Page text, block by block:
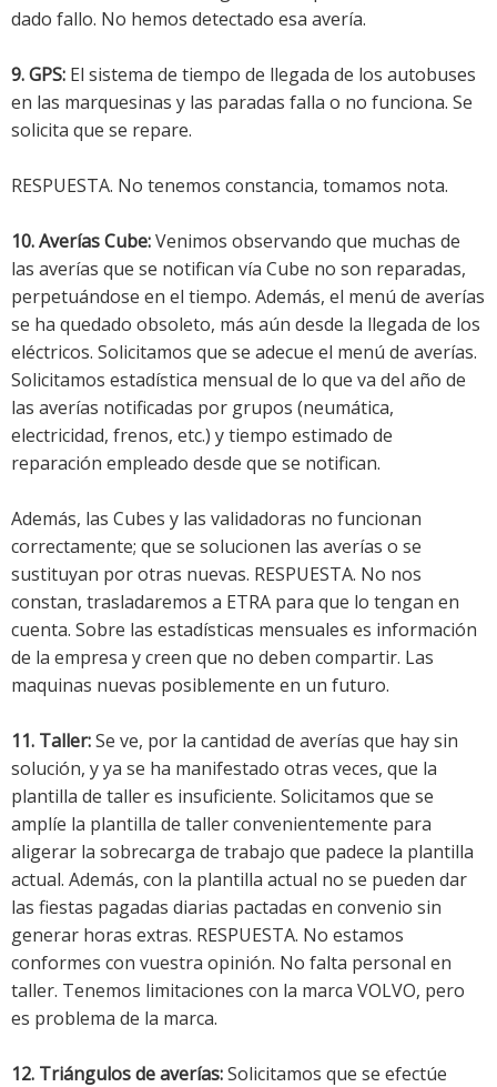
dado fallo. No hemos detectado esa avería.
9. GPS: El sistema de tiempo de llegada de los autobuses
en las marquesinas y las paradas falla o no funciona. Se
solicita que se repare.
RESPUESTA. No tenemos constancia, tomamos nota.
10. Averías Cube:Venimos observando que muchas de
las averías que se notifican vía Cube no son reparadas,
perpetuándose en el tiempo. Además, el menú de averías
se ha quedado obsoleto, más aún desde la llegada de los
eléctricos. Solicitamos que se adecue el menú de averías.
Solicitamos estadística mensual de lo que va del año de
las averías notificadas por grupos (neumática,
electricidad, frenos, etc.) y tiempo estimado de
reparación empleado desde que se notifican.
Además, las Cubes y las validadoras no funcionan
correctamente; que se solucionen las averías o se
sustituyan por otras nuevas. RESPUESTA. No nos
constan, trasladaremos a ETRA para que lo tengan en
cuenta. Sobre las estadísticas mensuales es información
de la empresa y creen que no deben compartir. Las
maquinas nuevas posiblemente en un futuro.
11. Taller:Se ve, por la cantidad de averías que hay sin
solución, y ya se ha manifestado otras veces, que la
plantilla de taller es insuficiente. Solicitamos que se
amplíe la plantilla de taller convenientemente para
aligerar la sobrecarga de trabajo que padece la plantilla
actual. Además, con la plantilla actual no se pueden dar
las fiestas pagadas diarias pactadas en convenio sin
generar horas extras. RESPUESTA. No estamos
conformes con vuestra opinión. No falta personal en
taller. Tenemos limitaciones con la marca VOLVO, pero
es problema de la marca.
12. Triángulos de averías:Solicitamos que se efectúe